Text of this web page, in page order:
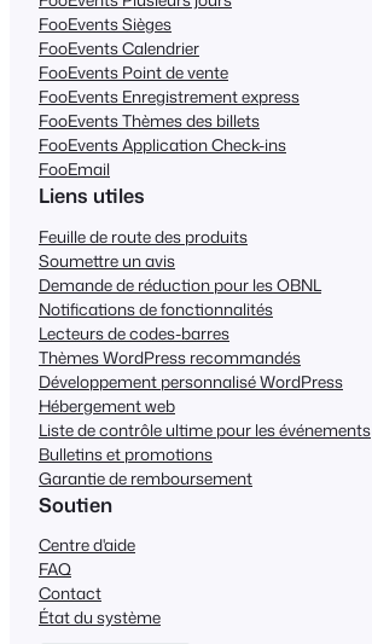
FooEvents Sièges
FooEvents Calendrier
FooEvents Point de vente
FooEvents Enregistrement express
FooEvents Thèmes des billets
FooEvents Application Check-ins
FooEmail
Liens utiles
Feuille de route des produits
Soumettre un avis
Demande de réduction pour les OBNL
Notifications de fonctionnalités
Lecteurs de codes-barres
Thèmes WordPress recommandés
Développement personnalisé WordPress
Hébergement web
Liste de contrôle ultime pour les événements
Bulletins et promotions
Garantie de remboursement
Soutien
Centre d'aide
FAQ
Contact
État du système